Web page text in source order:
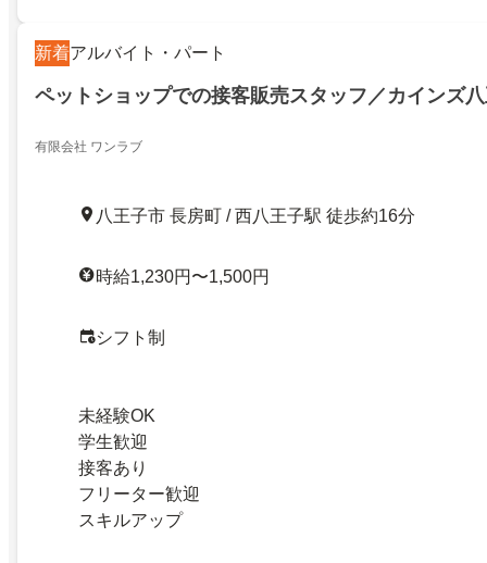
新着アルバイト・パート
ペットショップでの接客販売スタッフ／カインズ
有限会社 ワンラブ
八王子市 長房町 / 西八王子駅 徒歩約16分
時給1,230円〜1,500円
シフト制
未経験OK
学生歓迎
接客あり
フリーター歓迎
スキルアップ